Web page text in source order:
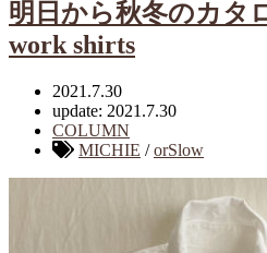
明日から秋冬のカタ
work shirts
2021.7.30
update: 2021.7.30
COLUMN
MICHIE /orSlow